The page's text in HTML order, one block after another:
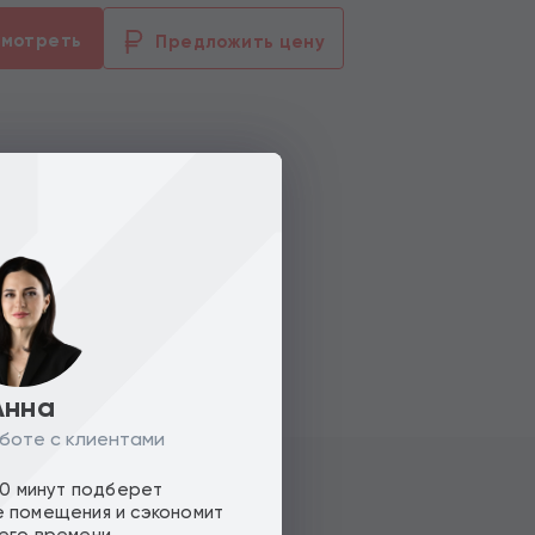
Предложить цену
с клиентами
минут подберет
и сэкономит